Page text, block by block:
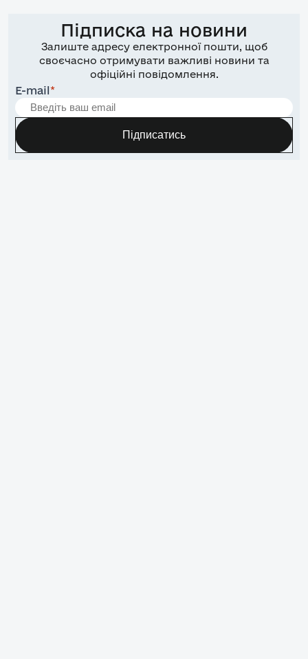
Підписка на новини
Залиште адресу електронної пошти, щоб
своєчасно отримувати важливі новини та
офіційні повідомлення.
E-mail*
Підписатись